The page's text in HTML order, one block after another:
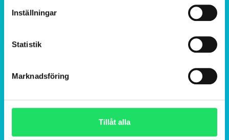
Inställningar
Statistik
Marknadsföring
Tillåt alla